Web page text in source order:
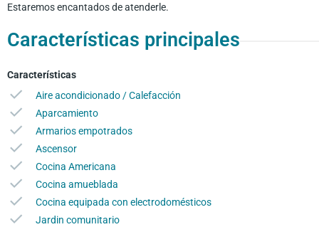
Estaremos encantados de atenderle.
Características principales
Características
Aire acondicionado / Calefacción
Aparcamiento
Armarios empotrados
Ascensor
Cocina Americana
Cocina amueblada
Cocina equipada con electrodomésticos
Jardin comunitario